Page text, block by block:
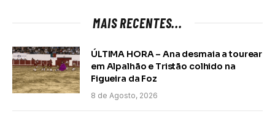
MAIS RECENTES...
ÚLTIMA HORA – Ana desmaia a tourear
em Alpalhão e Tristão colhido na
Figueira da Foz
8 de Agosto, 2026